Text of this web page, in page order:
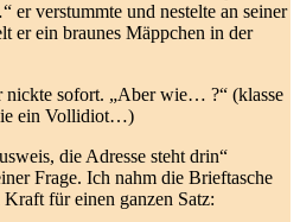
er verstummte und nestelte an seiner
er ein braunes Mäppchen in der
sofort. „Aber wie… ?“ (klasse
ein Vollidiot…)
die Adresse steht drin“
Frage. Ich nahm die Brieftasche
für einen ganzen Satz: